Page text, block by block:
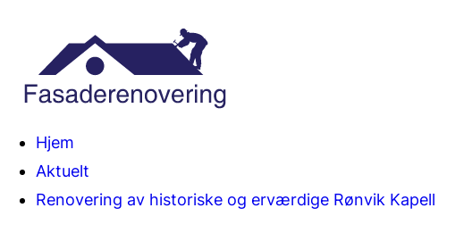
Du
er
Hjem
Aktuelt
Renovering av historiske og erværdige Rønvik Kapell